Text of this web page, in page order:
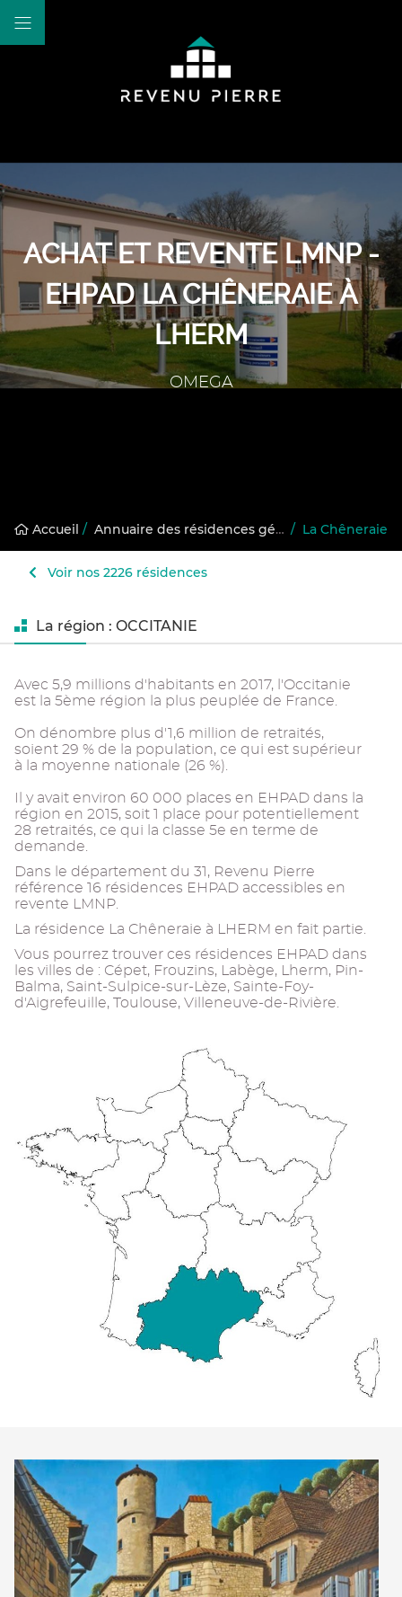
ACHAT ET REVENTE LMNP -
EHPAD LA CHÊNERAIE À
LHERM
OMEGA
Accueil / Annuaire des résidences gérées / La Chêneraie
Voir nos 2226 résidences
La région : OCCITANIE
Avec 5,9 millions d'habitants en 2017, l'Occitanie
est la 5ème région la plus peuplée de France.
On dénombre plus d'1,6 million de retraités,
soient 29 % de la population, ce qui est supérieur
à la moyenne nationale (26 %).
Il y avait environ 60 000 places en EHPAD dans la
région en 2015, soit 1 place pour potentiellement
28 retraités, ce qui la classe 5e en terme de
demande.
Dans le département du 31, Revenu Pierre
référence 16 résidences EHPAD accessibles en
revente LMNP.
La résidence La Chêneraie à LHERM en fait partie.
Vous pourrez trouver ces résidences EHPAD dans
les villes de : Cépet, Frouzins, Labège, Lherm, Pin-
Balma, Saint-Sulpice-sur-Lèze, Sainte-Foy-
d'Aigrefeuille, Toulouse, Villeneuve-de-Rivière.